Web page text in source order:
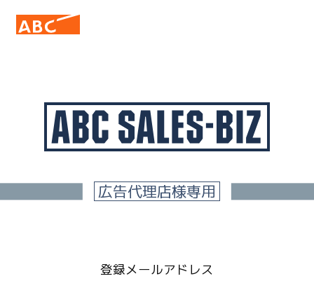
広告代理店様専用
登録メールアドレス